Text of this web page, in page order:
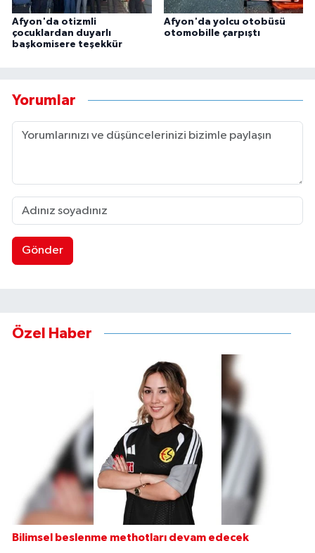
Afyon'da otizmli
çocuklardan duyarlı
başkomisere teşekkür
Afyon'da yolcu otobüsü
otomobille çarpıştı
Yorumlar
Gönder
Özel Haber
Bilimsel beslenme methotları devam edecek